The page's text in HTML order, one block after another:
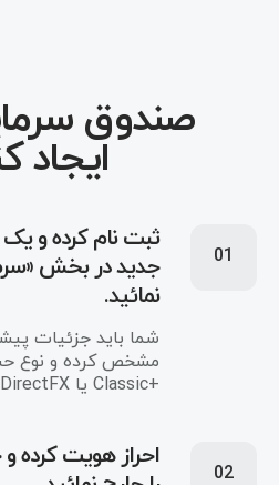
صندوق
ایجاد
01
ثبت نام کرده و
جدید در بخش
نمائید.
شما باید جزئیات
مشخص کرده و نوع
+Classic یا DirectFX.
02